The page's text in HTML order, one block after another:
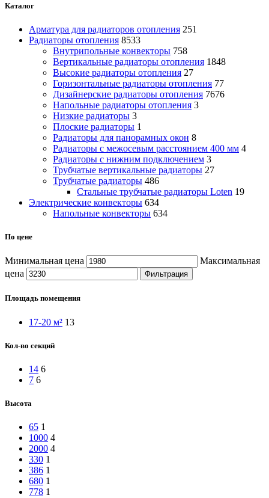
Каталог
Арматура для радиаторов отопления 251
Радиаторы отопления 8533
Внутрипольные конвекторы 758
Вертикальные радиаторы отопления 1848
Высокие радиаторы отопления 27
Горизонтальные радиаторы отопления 77
Дизайнерские радиаторы отопления 7676
Напольные радиаторы отопления 3
Низкие радиаторы 3
Плоские радиаторы 1
Радиаторы для панорамных окон 8
Радиаторы с межосевым расстоянием 400 мм 4
Радиаторы с нижним подключением 3
Трубчатые вертикальные радиаторы 27
Трубчатые радиаторы 486
Cтальные трубчатые радиаторы Loten 19
Электрические конвекторы 634
Напольные конвекторы 634
По цене
Минимальная цена
Максимальная
цена
Фильтрация
Площадь помещения
17-20 м² 13
Кол-во секций
14 6
7 6
Высота
65 1
1000 4
2000 4
330 1
386 1
680 1
778 1